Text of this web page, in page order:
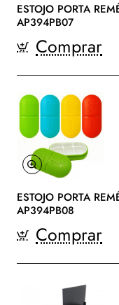
ESTOJO PORTA
AP394PB07
Comprar
ESTOJO PORTA
AP394PB08
Comprar